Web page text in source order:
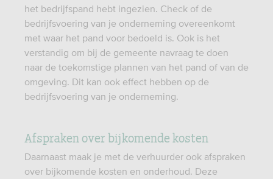
het bedrijfspand hebt ingezien. Check of de
bedrijfsvoering van je onderneming overeenkomt
met waar het pand voor bedoeld is. Ook is het
verstandig om bij de gemeente navraag te doen
naar de toekomstige plannen van het pand of van de
omgeving. Dit kan ook effect hebben op de
bedrijfsvoering van je onderneming.
Afspraken over bijkomende kosten
Daarnaast maak je met de verhuurder ook afspraken
over bijkomende kosten en onderhoud. Deze